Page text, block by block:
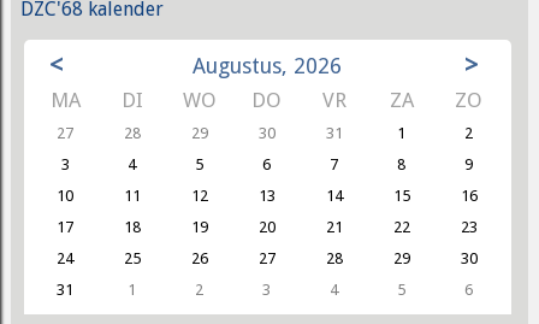
DZC'68 kalender
< Augustus, 2026 >
MA DI WO DO VR ZA ZO
27 28 29 30 31 1
2
3
4 5 6 7 8
9
10
11 12 13 14 15
16
17
18 19 20 21 22
23
24
25 26 27 28 29
30
31
1 2 3 4 5 6